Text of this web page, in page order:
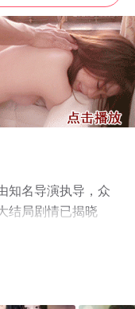
知名导演执导，众
结局剧情已揭晓
减完整版电视剧全